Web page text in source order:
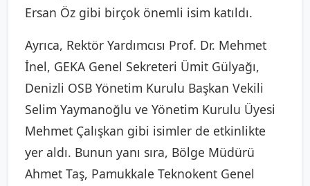
Ersan Öz gibi birçok önemli isim katıldı.
Ayrıca, Rektör Yardımcısı Prof. Dr. Mehmet
İnel, GEKA Genel Sekreteri Ümit Gülyağı,
Denizli OSB Yönetim Kurulu Başkan Vekili
Selim Yaymanoğlu ve Yönetim Kurulu Üyesi
Mehmet Çalışkan gibi isimler de etkinlikte
yer aldı. Bunun yanı sıra, Bölge Müdürü
Ahmet Taş, Pamukkale Teknokent Genel